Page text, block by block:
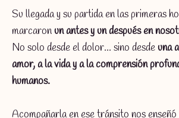
Su llegada y su partida en las primeras
marcaronun antes y un después en
No solo desde el dolor… sino desdeuna
amor, a la vida y a la comprensión
humanos.
Acompañarla en ese tránsito nos enseñó